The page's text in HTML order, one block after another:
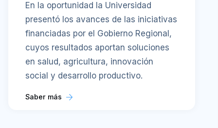
En la oportunidad la Universidad
presentó los avances de las iniciativas
financiadas por el Gobierno Regional,
cuyos resultados aportan soluciones
en salud, agricultura, innovación
social y desarrollo productivo.
Saber más